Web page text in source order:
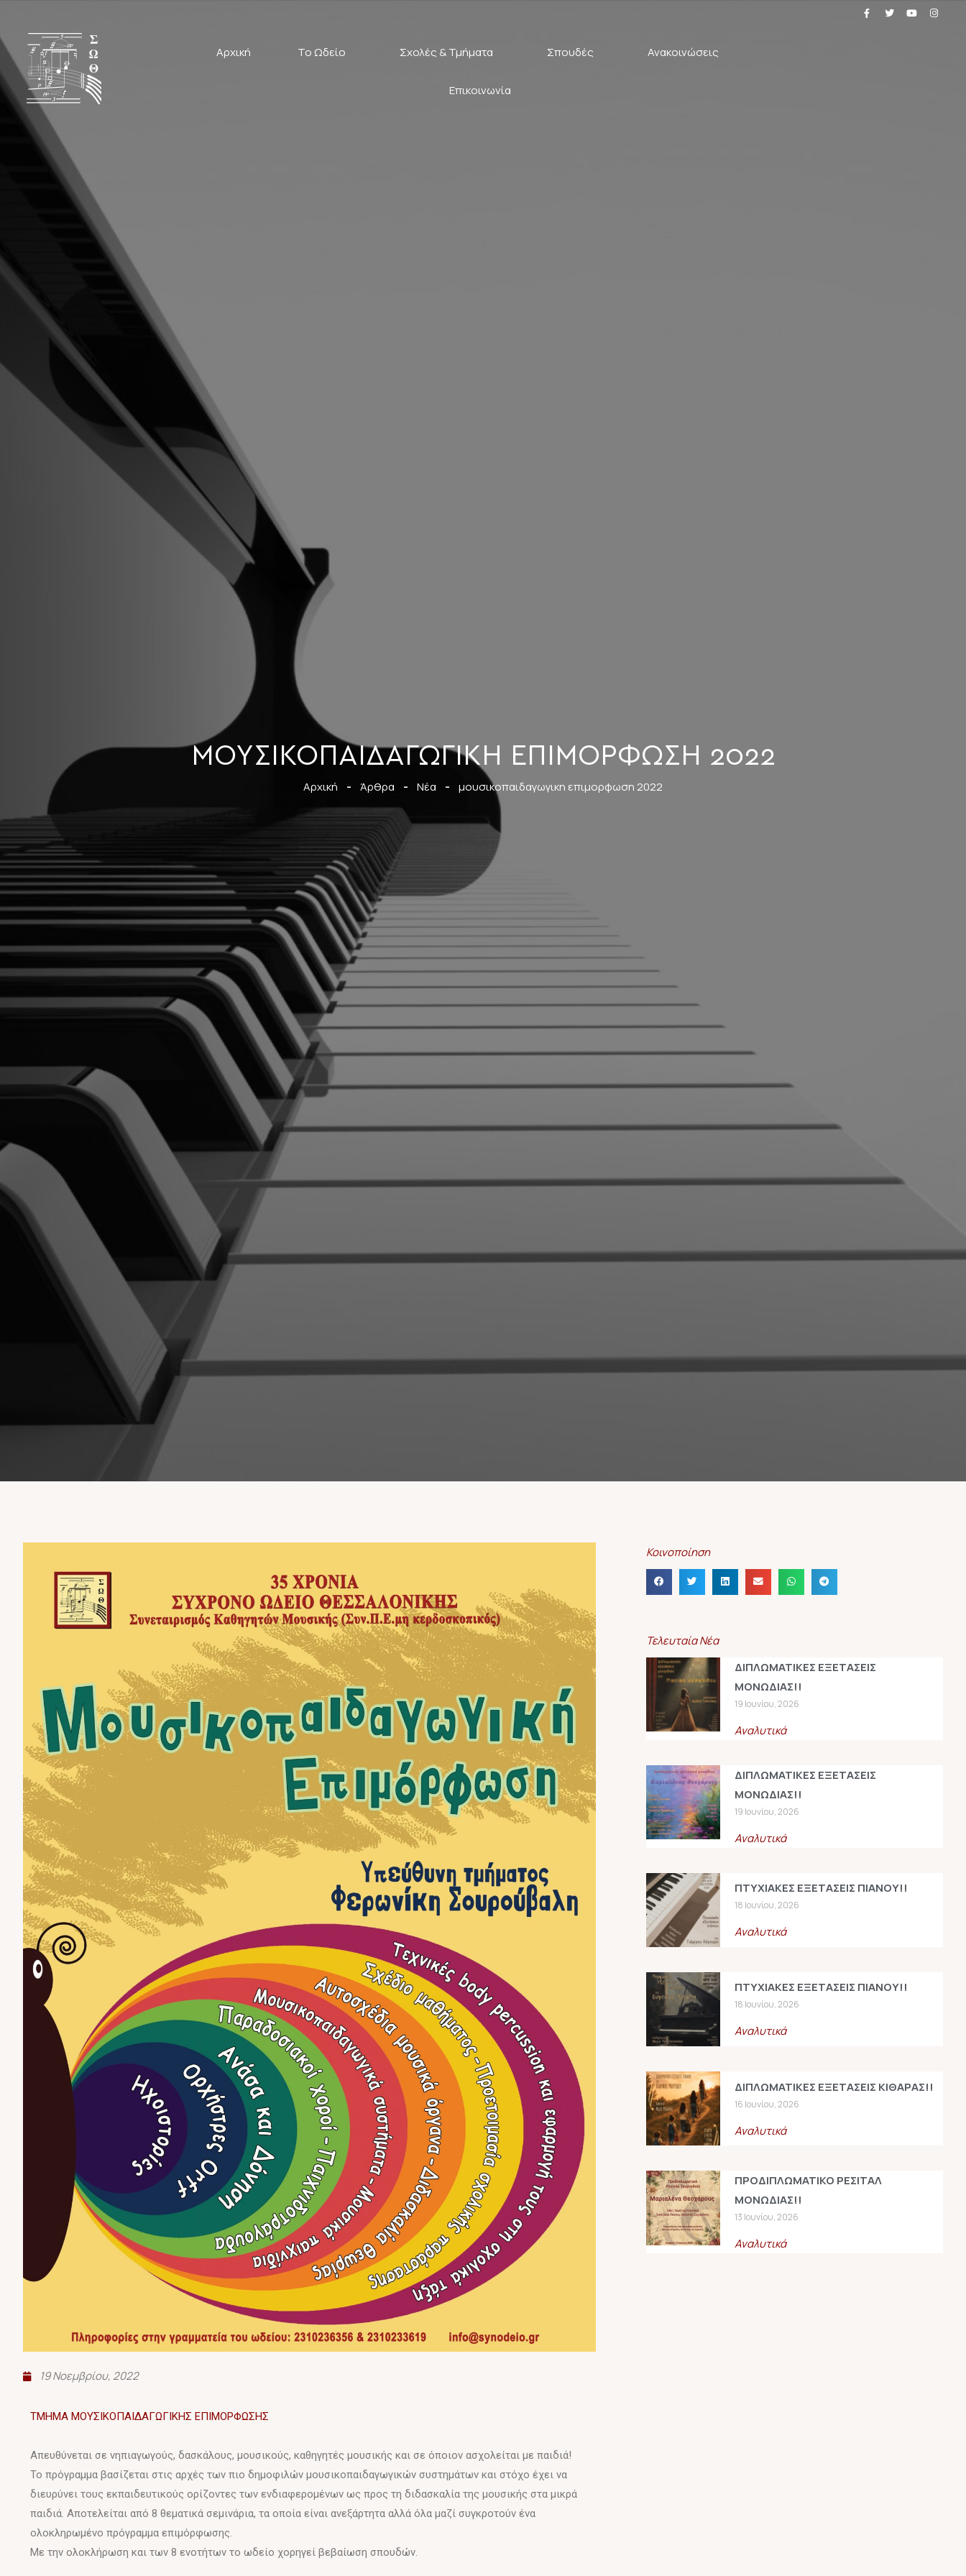
Αρχική Το Ωδείο Σχολές & Τμήματα Σπουδές Ανακοινώσεις
Επικοινωνία
ΜΟΥΣΙΚΟΠΑΙΔΑΓΩΓΙΚΗ ΕΠΙΜΟΡΦΩΣΗ 2022
Αρχική - Άρθρα - Νέα - μουσικοπαιδαγωγικη επιμορφωση 2022
19 Νοεμβρίου, 2022
ΤΜΗΜΑ ΜΟΥΣΙΚΟΠΑΙΔΑΓΩΓΙΚΗΣ ΕΠΙΜΟΡΦΩΣΗΣ
Απευθύνεται σε νηπιαγωγούς, δασκάλους, μουσικούς, καθηγητές μουσικής και σε όποιον ασχολείται με παιδιά!
Το πρόγραμμα βασίζεται στις αρχές των πιο δημοφιλών μουσικοπαιδαγωγικών συστημάτων και στόχο έχει να
διευρύνει τους εκπαιδευτικούς ορίζοντες των ενδιαφερομένων ως προς τη διδασκαλία της μουσικής στα μικρά
παιδιά. Αποτελείται από 8 θεματικά σεμινάρια, τα οποία είναι ανεξάρτητα αλλά όλα μαζί συγκροτούν ένα
ολοκληρωμένο πρόγραμμα επιμόρφωσης.
Με την ολοκλήρωση και των 8 ενοτήτων το ωδείο χορηγεί βεβαίωση σπουδών.
Κοινοποίηση
Τελευταία Νέα
ΔΙΠΛΩΜΑΤΙΚΕΣ ΕΞΕΤΑΣΕΙΣ
ΜΟΝΩΔΙΑΣ!!
19 Ιουνίου, 2026
Αναλυτικά
ΔΙΠΛΩΜΑΤΙΚΕΣ ΕΞΕΤΑΣΕΙΣ
ΜΟΝΩΔΙΑΣ!!
19 Ιουνίου, 2026
Αναλυτικά
ΠΤΥΧΙΑΚΕΣ ΕΞΕΤΑΣΕΙΣ ΠΙΑΝΟΥ!!
18 Ιουνίου, 2026
Αναλυτικά
ΠΤΥΧΙΑΚΕΣ ΕΞΕΤΑΣΕΙΣ ΠΙΑΝΟΥ!!
18 Ιουνίου, 2026
Αναλυτικά
ΔΙΠΛΩΜΑΤΙΚΕΣ ΕΞΕΤΑΣΕΙΣ ΚΙΘΑΡΑΣ!!
16 Ιουνίου, 2026
Αναλυτικά
ΠΡΟΔΙΠΛΩΜΑΤΙΚΟ ΡΕΣΙΤΑΛ
ΜΟΝΩΔΙΑΣ!!
13 Ιουνίου, 2026
Αναλυτικά